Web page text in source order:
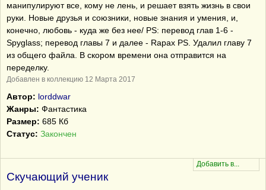
манипулируют все, кому не лень, и решает взять жизнь в свои
руки. Новые друзья и союзники, новые знания и умения, и,
конечно, любовь - куда же без нее/ PS: перевод глав 1-6 -
Spyglass; перевод главы 7 и далее - Rapax PS. Удалил главу 7
из общего файла. В скором времени она отправится на
переделку.
Добавлен в коллекцию 12 Марта 2017
Автор: lorddwar
Жанры: Фантастика
Размер: 685 Кб
Статус: Закончен
Скучающий ученик